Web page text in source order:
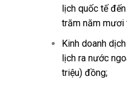
lịch quốc tế
trăm năm mươi
Kinh doanh
lịch ra nước
triệu) đồng;